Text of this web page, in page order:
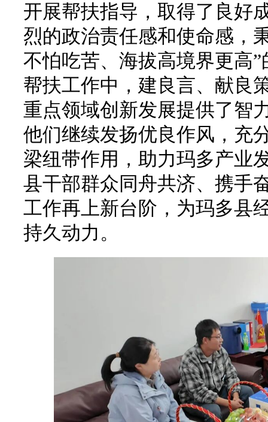
开展帮扶指导，取得了良好
烈的政治责任感和使命感，
不怕吃苦、海拔高境界更高
帮扶工作中，建良言、献良
重点领域创新发展提供了智
他们继续发扬优良作风，充
梁纽带作用，助力玛多产业
县干部群众同舟共济、携手
工作再上新台阶，为玛多县
持久动力。